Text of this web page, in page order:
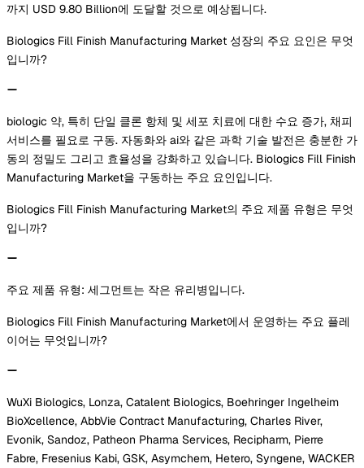
까지 USD 9.80 Billion에 도달할 것으로 예상됩니다.
Biologics Fill Finish Manufacturing Market 성장의 주요 요인은 무엇
입니까?
biologic 약, 특히 단일 클론 항체 및 세포 치료에 대한 수요 증가, 채피
서비스를 필요로 구동. 자동화와 ai와 같은 과학 기술 발전은 충분한 가
동의 정밀도 그리고 효율성을 강화하고 있습니다. Biologics Fill Finish
Manufacturing Market을 구동하는 주요 요인입니다.
Biologics Fill Finish Manufacturing Market의 주요 제품 유형은 무엇
입니까?
주요 제품 유형: 세그먼트는 작은 유리병입니다.
Biologics Fill Finish Manufacturing Market에서 운영하는 주요 플레
이어는 무엇입니까?
WuXi Biologics, Lonza, Catalent Biologics, Boehringer Ingelheim
BioXcellence, AbbVie Contract Manufacturing, Charles River,
Evonik, Sandoz, Patheon Pharma Services, Recipharm, Pierre
Fabre, Fresenius Kabi, GSK, Asymchem, Hetero, Syngene, WACKER